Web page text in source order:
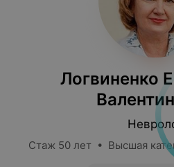
Логвиненко
Стаж 50 лет • Высшая